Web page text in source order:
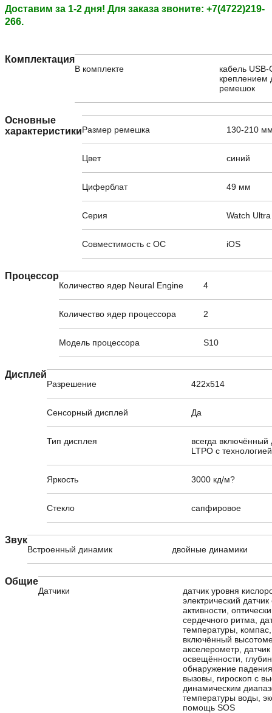
Доставим за 1-2 дня! Для заказа звоните: +7(4722)219-
266.
Комплектация
В комплекте
кабель
креплением
ремешок
Основные
характеристикиРазмер ремешка 130-210
Цвет синий
Циферблат 49 мм
Серия Watch
Совместимость с ОС iOS
Процессор
Количество ядер Neural Engine 4
Количество ядер процессора 2
Модель процессора S10
Дисплей
Разрешение 422x514
Сенсорный дисплей Да
Тип дисплея
всегда
LTPO с
Яркость 3000 кд/м?
Стекло сапфировое
Звук
Встроенный динамик двойные динамики
Общие
Датчики
датчик уровня
электрический
активности,
сердечного ритма,
температуры, компас,
включённый
акселерометр,
освещённости,
обнаружение
вызовы, гироскоп с
динамическим
температуры воды,
помощь SOS